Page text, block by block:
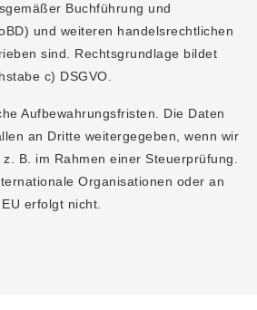
Buchführung und
und weiteren handelsrechtlichen
sind. Rechtsgrundlage bildet
c) DSGVO.
Aufbewahrungsfristen. Die Daten
an Dritte weitergegeben, wenn wir
B. im Rahmen einer Steuerprüfung.
Organisationen oder an
erfolgt nicht.